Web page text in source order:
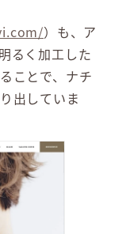
）も、ア
るく加工した
ことで、ナチ
出していま